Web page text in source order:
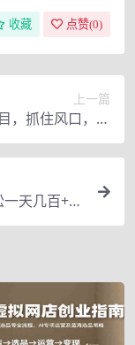
收藏 点赞(0)
上一篇
，抓住风口，快
速变现月入过万
天几百+